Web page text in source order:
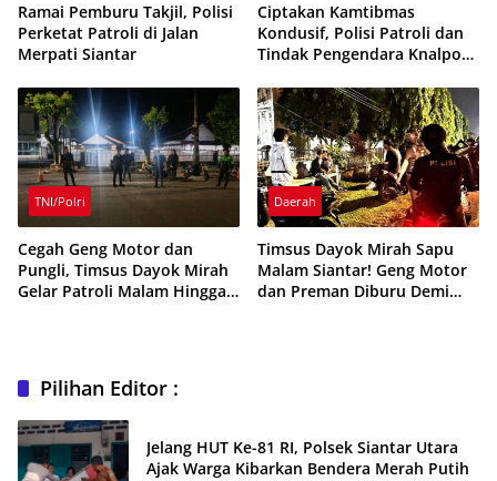
Ramai Pemburu Takjil, Polisi
Perketat Patroli di Jalan
Merpati Siantar
Ciptakan Kamtibmas
Kondusif, Polisi Patroli dan
Tindak Pengendara Knalpot
TNI/Polri
Cegah Geng Motor dan
Pungli, Timsus Dayok Mirah
Gelar Patroli Malam Hingga
Daerah
Timsus Dayok Mirah Sapu
Malam Siantar! Geng Motor
dan Preman Diburu Demi
Pilihan Editor :
Jelang HUT Ke-81 RI, Polsek Siantar Utara
Ajak Warga Kibarkan Bendera Merah Putih